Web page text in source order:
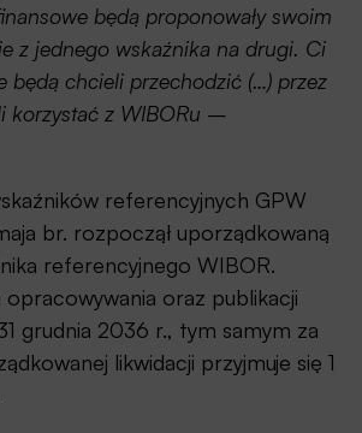
będą proponowały swoim
z jednego wskaźnika na drugi. Ci
będą chcieli przechodzić (…) przez
korzystać z WIBORu –
referencyjnych GPW
br. rozpoczął uporządkowaną
referencyjnego WIBOR.
oraz publikacji
grudnia 2036 r., tym samym za
likwidacji przyjmuje się 1